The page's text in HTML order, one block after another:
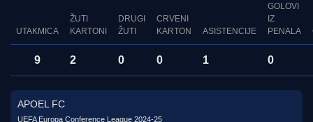
UTAKMICA
ŽUTI
KARTONI
DRUGI
ŽUTI
CRVENI
KARTON
ASISTENCIJE
GOLOVI
IZ
PENALA
9 2 0 0 1 0
APOEL FC
UEFA Europa Conference League 2024-25